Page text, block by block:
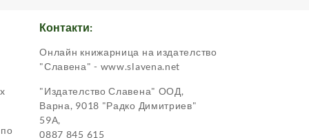
Контакти:
Онлайн книжарница на издателство
"Славена" - www.slavena.net
"Издателство Славена" ООД,
Варна, 9018 "Радко Димитриев"
59А,
0887 845 615